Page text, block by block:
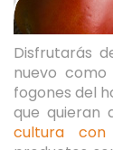
Disfrutarás
nuevo
fogones del
que quieran
cultura con